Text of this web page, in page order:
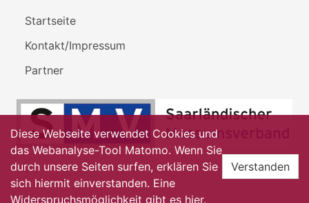
Startseite
Kontakt/Impressum
Partner
Diese Webseite verwendet Cookies und
das Webanalyse-Tool Matomo. Wenn Sie
durch unsere Seiten surfen, erklären Sie
sich hiermit einverstanden. Eine
Widerspruchsmöglichkeit gibt es hier.
Verstanden